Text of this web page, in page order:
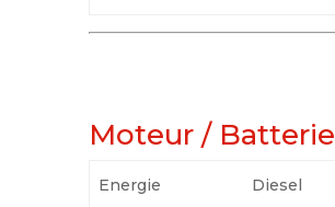
Moteur / Batterie
Energie Diesel